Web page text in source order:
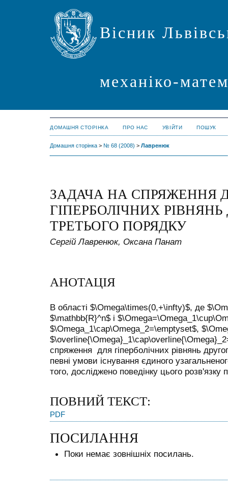
Вісник
механіко-
ДОМАШНЯ СТОРІНКА ПРО НАС УВІЙТИ ПОШУК
Домашня сторінка > № 68 (2008) > Лавренюк
ЗАДАЧА НА СПРЯЖЕННЯ
ГІПЕРБОЛІЧНИХ
ТРЕТЬОГО ПОРЯДКУ
Сергій Лавренюк, Оксана Панат
АНОТАЦІЯ
В області $\Omega\times(0,+\infty)$, де
$\mathbb{R}^n$ і
$\Omega_1\cap\Omega_2=\emptyset$,
спряження для гіперболічних рівнянь
певні умови iснування єдиного
того, досліджено поведінку цього розв'язку
ПОВНИЙ ТЕКСТ:
PDF
ПОСИЛАННЯ
Поки немає зовнішніх посилань.